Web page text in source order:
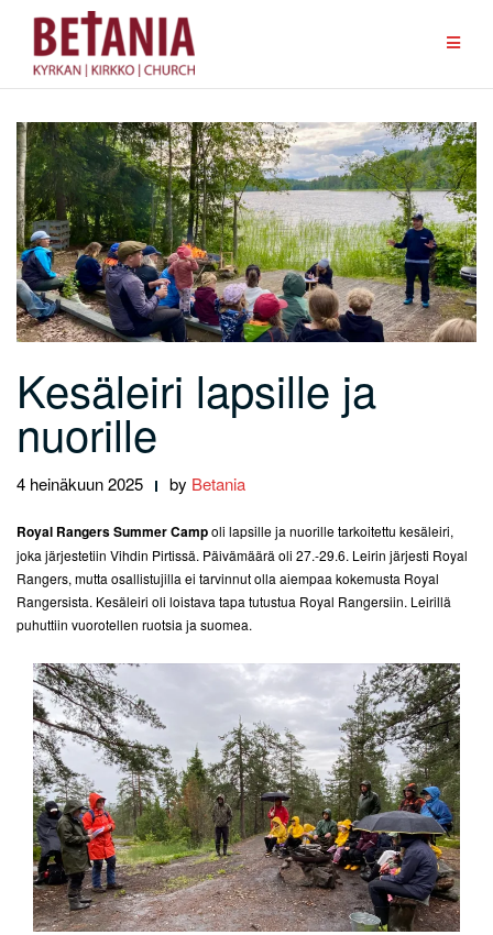
content
Kesäleiri lapsille ja
nuorille
4 heinäkuun 2025 by Betania
Royal Rangers Summer Campoli lapsille ja nuorille tarkoitettu kesäleiri,
joka järjestetiin Vihdin Pirtissä. Päivämäärä oli 27.-29.6. Leirin järjesti Royal
Rangers, mutta osallistujilla ei tarvinnut olla aiempaa kokemusta Royal
Rangersista. Kesäleiri oli loistava tapa tutustua Royal Rangersiin. Leirillä
puhuttiin vuorotellen ruotsia ja suomea.